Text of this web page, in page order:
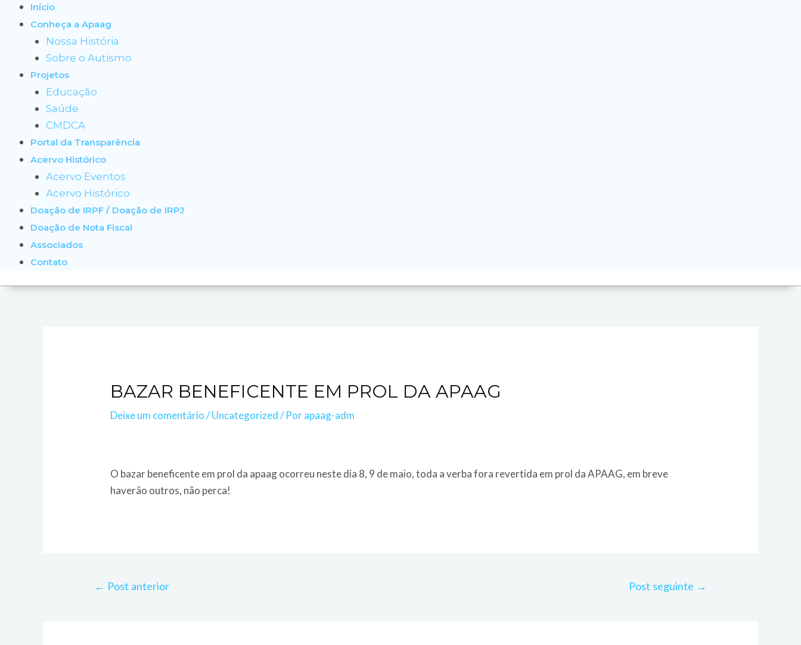
Início
Conheça a Apaag
Nossa História
Sobre o Autismo
Projetos
Educação
Saúde
CMDCA
Portal da Transparência
Acervo Histórico
Acervo Eventos
Acervo Histórico
Doação de IRPF / Doação de IRPJ
Doação de Nota Fiscal
Associados
Contato
BAZAR BENEFICENTE EM PROL DA APAAG
Deixe um comentário /Uncategorized/ Porapaag-adm
O bazar beneficente em prol da apaag ocorreu neste dia 8, 9 de maio, toda a verba fora revertida em prol da APAAG, em breve
haverão outros, não perca!
← Post anterior Post seguinte →